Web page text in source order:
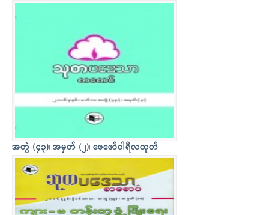
အတွဲ (၄၃)၊ အမှတ် (၂)၊ ဖေဖော်ဝါရီလထုတ်